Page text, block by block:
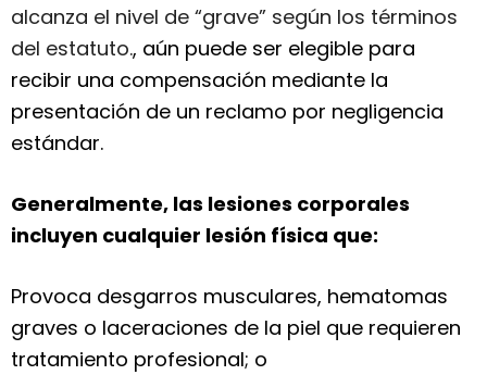
alcanza el nivel de “grave” según los términos
del estatuto., aún puede ser elegible para
recibir una compensación mediante la
presentación de un reclamo por negligencia
estándar.
Generalmente, las lesiones corporales
incluyen cualquier lesión física que:
Provoca desgarros musculares, hematomas
graves o laceraciones de la piel que requieren
tratamiento profesional; o